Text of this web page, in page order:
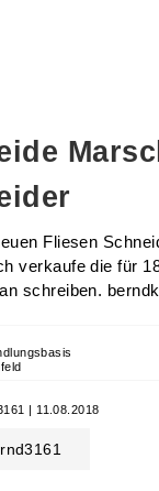
Fliesen
verkaufe die für
schreiben.
| 11.08.2018